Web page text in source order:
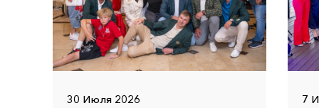
30 Июля 2026 7